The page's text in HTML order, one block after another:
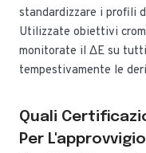
standardizzare i profili
Utilizzate obiettivi
monitorate il ΔE su
tempestivamente le
Quali
Per